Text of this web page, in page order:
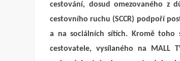
cestování, dosud omezovaného z
cestovního ruchu (SCCR) podpoří
a na sociálních sítích. Kromě toho
cestovatele, vysílaného na MALL